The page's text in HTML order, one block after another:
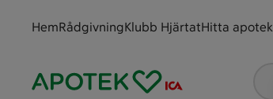
HemRådgivningKlubb HjärtatHitta apotek